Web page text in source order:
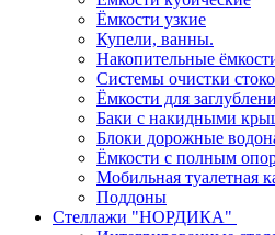
Ёмкости узкие
Купели, ванны.
Накопительные
Системы очистки
Ёмкости для
Баки с накидными
Блоки дорожные
Ёмкости с полным
Мобильная туалетная
Поддоны
Стеллажи "НОРДИКА"